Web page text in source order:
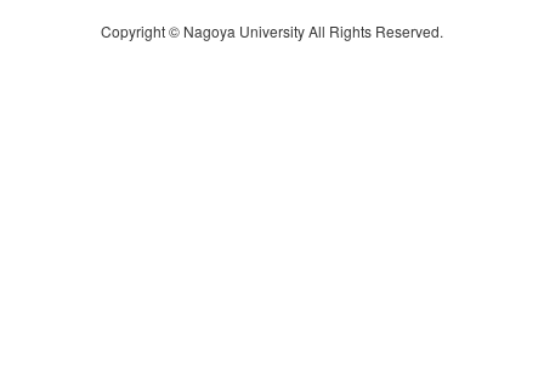
Copyright © Nagoya University All Rights Reserved.